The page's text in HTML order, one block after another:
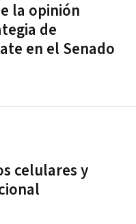
la opinión
de
en el Senado
celulares y